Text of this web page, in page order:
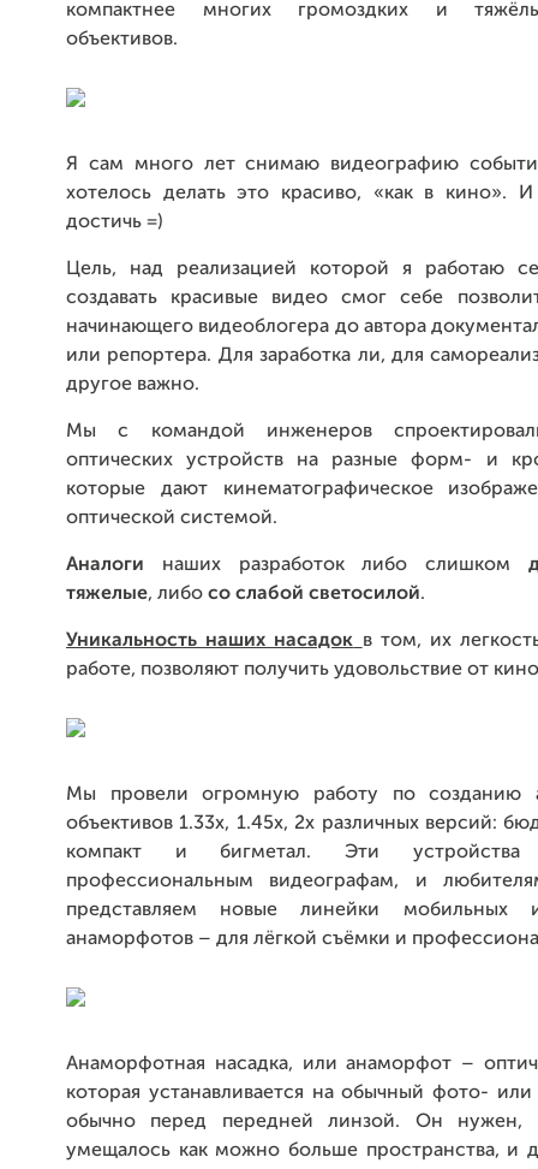
компактнее многих громоздких и
объективов.
Я сам много лет снимаю видеографию
хотелось делать это красиво, «как в кино».
достичь =)
Цель, над реализацией которой я работаю
создавать красивые видео смог себе
начинающего видеоблогера до автора
или репортера. Для заработка ли, для
другое важно.
Мы с командой инженеров
оптических устройств на разные форм- и
которые дают кинематографическое
оптической системой.
Аналоги наших разработок либо слишком
тяжелые, либо со слабой светосилой.
Уникальность наших насадок в том, их
работе, позволяют получить удовольствие от
Мы провели огромную работу по созданию
объективов 1.33х, 1.45x, 2x различных версий:
компакт и бигметал. Эти
профессиональным видеографам, и
представляем новые линейки мобильных
анаморфотов – для лёгкой съёмки и
Анаморфотная насадка, или анаморфот –
которая устанавливается на обычный фото- или
обычно перед передней линзой. Он нужен,
умещалось как можно больше пространства, и